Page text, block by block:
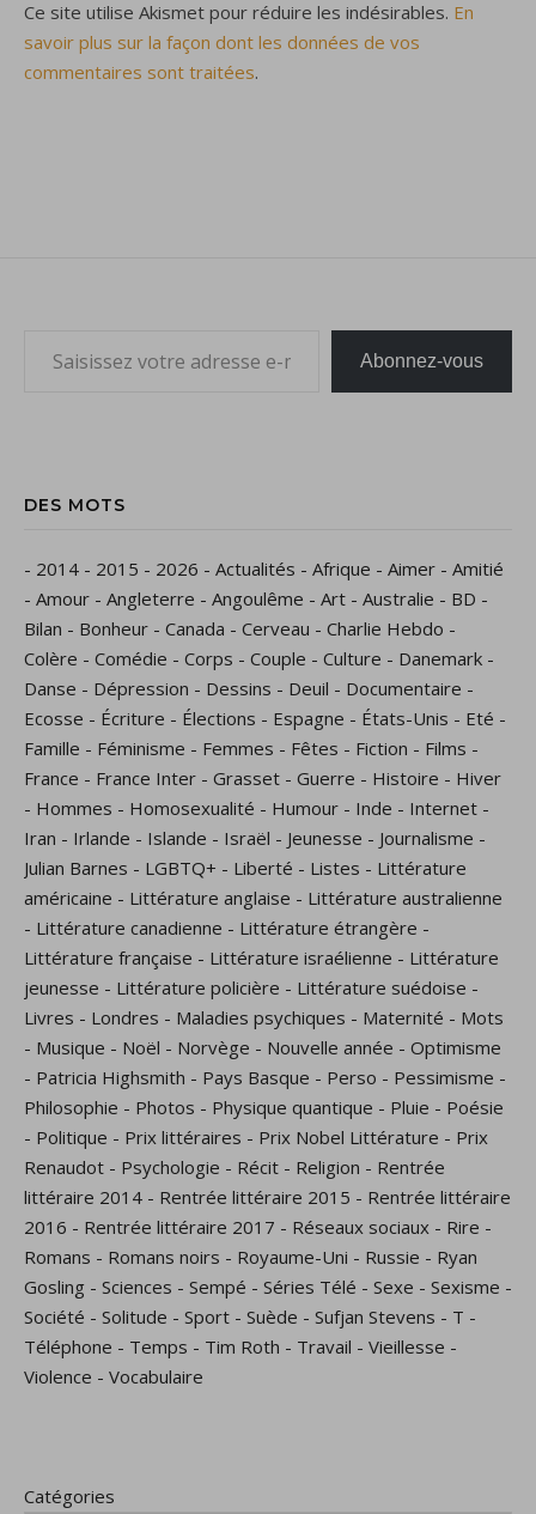
Ce site utilise Akismet pour réduire les indésirables. En
savoir plus sur la façon dont les données de vos
commentaires sont traitées.
Abonnez-vous
DES MOTS
- 2014 - 2015 - 2026 - Actualités - Afrique - Aimer - Amitié
- Amour - Angleterre - Angoulême - Art - Australie - BD -
Bilan - Bonheur - Canada - Cerveau - Charlie Hebdo -
Colère - Comédie - Corps - Couple - Culture - Danemark -
Danse - Dépression - Dessins - Deuil - Documentaire -
Ecosse - Écriture - Élections - Espagne - États-Unis - Eté -
Famille - Féminisme - Femmes - Fêtes - Fiction - Films -
France - France Inter - Grasset - Guerre - Histoire - Hiver
- Hommes - Homosexualité - Humour - Inde - Internet -
Iran - Irlande - Islande - Israël - Jeunesse - Journalisme -
Julian Barnes - LGBTQ+ - Liberté - Listes - Littérature
américaine - Littérature anglaise - Littérature australienne
- Littérature canadienne - Littérature étrangère -
Littérature française - Littérature israélienne - Littérature
jeunesse - Littérature policière - Littérature suédoise -
Livres - Londres - Maladies psychiques - Maternité - Mots
- Musique - Noël - Norvège - Nouvelle année - Optimisme
- Patricia Highsmith - Pays Basque - Perso - Pessimisme -
Philosophie - Photos - Physique quantique - Pluie - Poésie
- Politique - Prix littéraires - Prix Nobel Littérature - Prix
Renaudot - Psychologie - Récit - Religion - Rentrée
littéraire 2014 - Rentrée littéraire 2015 - Rentrée littéraire
2016 - Rentrée littéraire 2017 - Réseaux sociaux - Rire -
Romans - Romans noirs - Royaume-Uni - Russie - Ryan
Gosling - Sciences - Sempé - Séries Télé - Sexe - Sexisme -
Société - Solitude - Sport - Suède - Sufjan Stevens - T -
Téléphone - Temps - Tim Roth - Travail - Vieillesse -
Violence - Vocabulaire
Catégories